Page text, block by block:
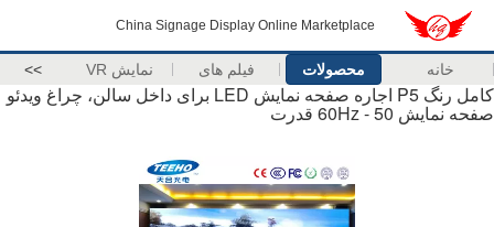
China Signage Display Online Marketplace
خانه محصولات فیلم های نمایش VR >>
کامل رنگ P5 اجاره صفحه نمایش LED برای داخل سالن، چراغ ویدئو
صفحه نمایش 50 - 60Hz قدرت